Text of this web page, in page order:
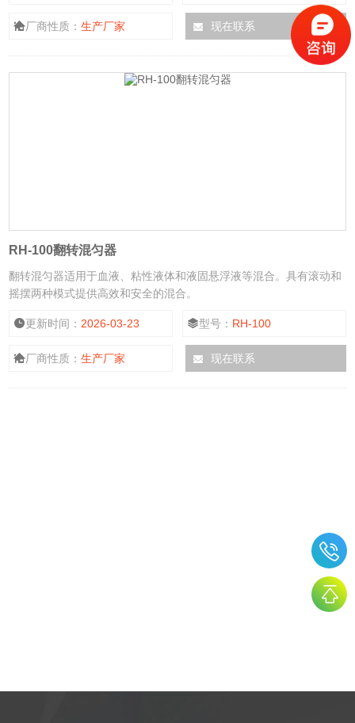
厂商性质：生产厂家 现在联系
RH-100翻转混匀器
翻转混匀器适用于血液、粘性液体和液固悬浮液等混合。具有滚动和
摇摆两种模式提供高效和安全的混合。
更新时间： 2026-03-23 型号： RH-100
厂商性质：生产厂家 现在联系